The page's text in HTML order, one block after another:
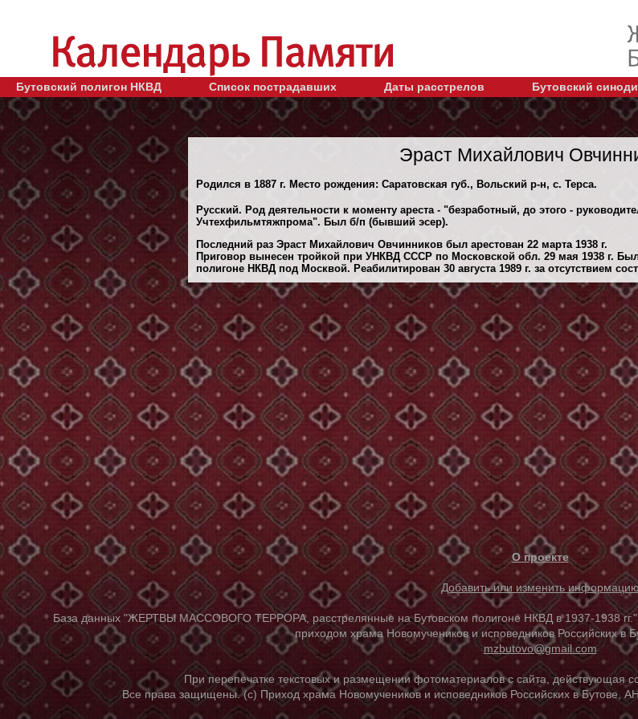
Бутовский полигон НКВД Список пострадавших Даты расстрелов Бутовский
Эраст Михайлович
Родился в 1887 г. Место рождения: Саратовская губ., Вольский р-н, с. Терса.
Русский. Род деятельности к моменту ареста - "безработный, до этого -
Учтехфильмтяжпрома". Был б/п (бывший эсер).
Последний раз Эраст Михайлович Овчинников был арестован 22 марта 1938 г.
Приговор вынесен тройкой при УНКВД СССР по Московской обл. 29 мая 1938 г.
полигоне НКВД под Москвой. Реабилитирован 30 августа 1989 г. за отсутствием
О проекте
Добавить или изменить
База данных "ЖЕРТВЫ МАССОВОГО ТЕРРОРА, расстрелянные на Бутовском полигоне НКВД в 1937-1938 гг."
приходом храма Новомучеников и исповедников Российских в
mzbutovo@gmail.com
При перепечатке текстовых и размещении фотоматериалов с сайта, действующая
Все права защищены. (с) Приход храма Новомучеников и исповедников Российских в Бутове,